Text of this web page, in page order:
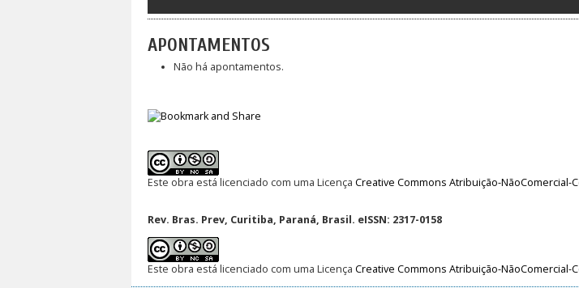
APONTAMENTOS
Não há apontamentos.
Este obra está licenciado com uma Licença Creative Commons Atribuição-NãoComercial-
Rev. Bras. Prev, Curitiba, Paraná, Brasil. eISSN: 2317-0158
Este obra está licenciado com uma Licença Creative Commons Atribuição-NãoComercial-